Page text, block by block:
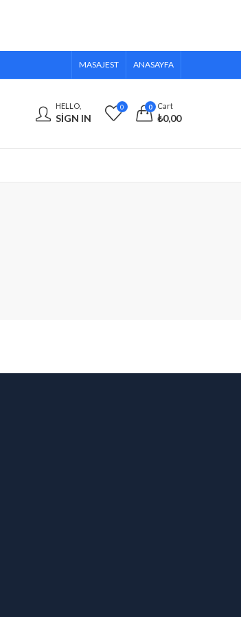
MASAJEST ANASAYFA
HELLO,
SIGN IN
0 0 Cart
₺0,00